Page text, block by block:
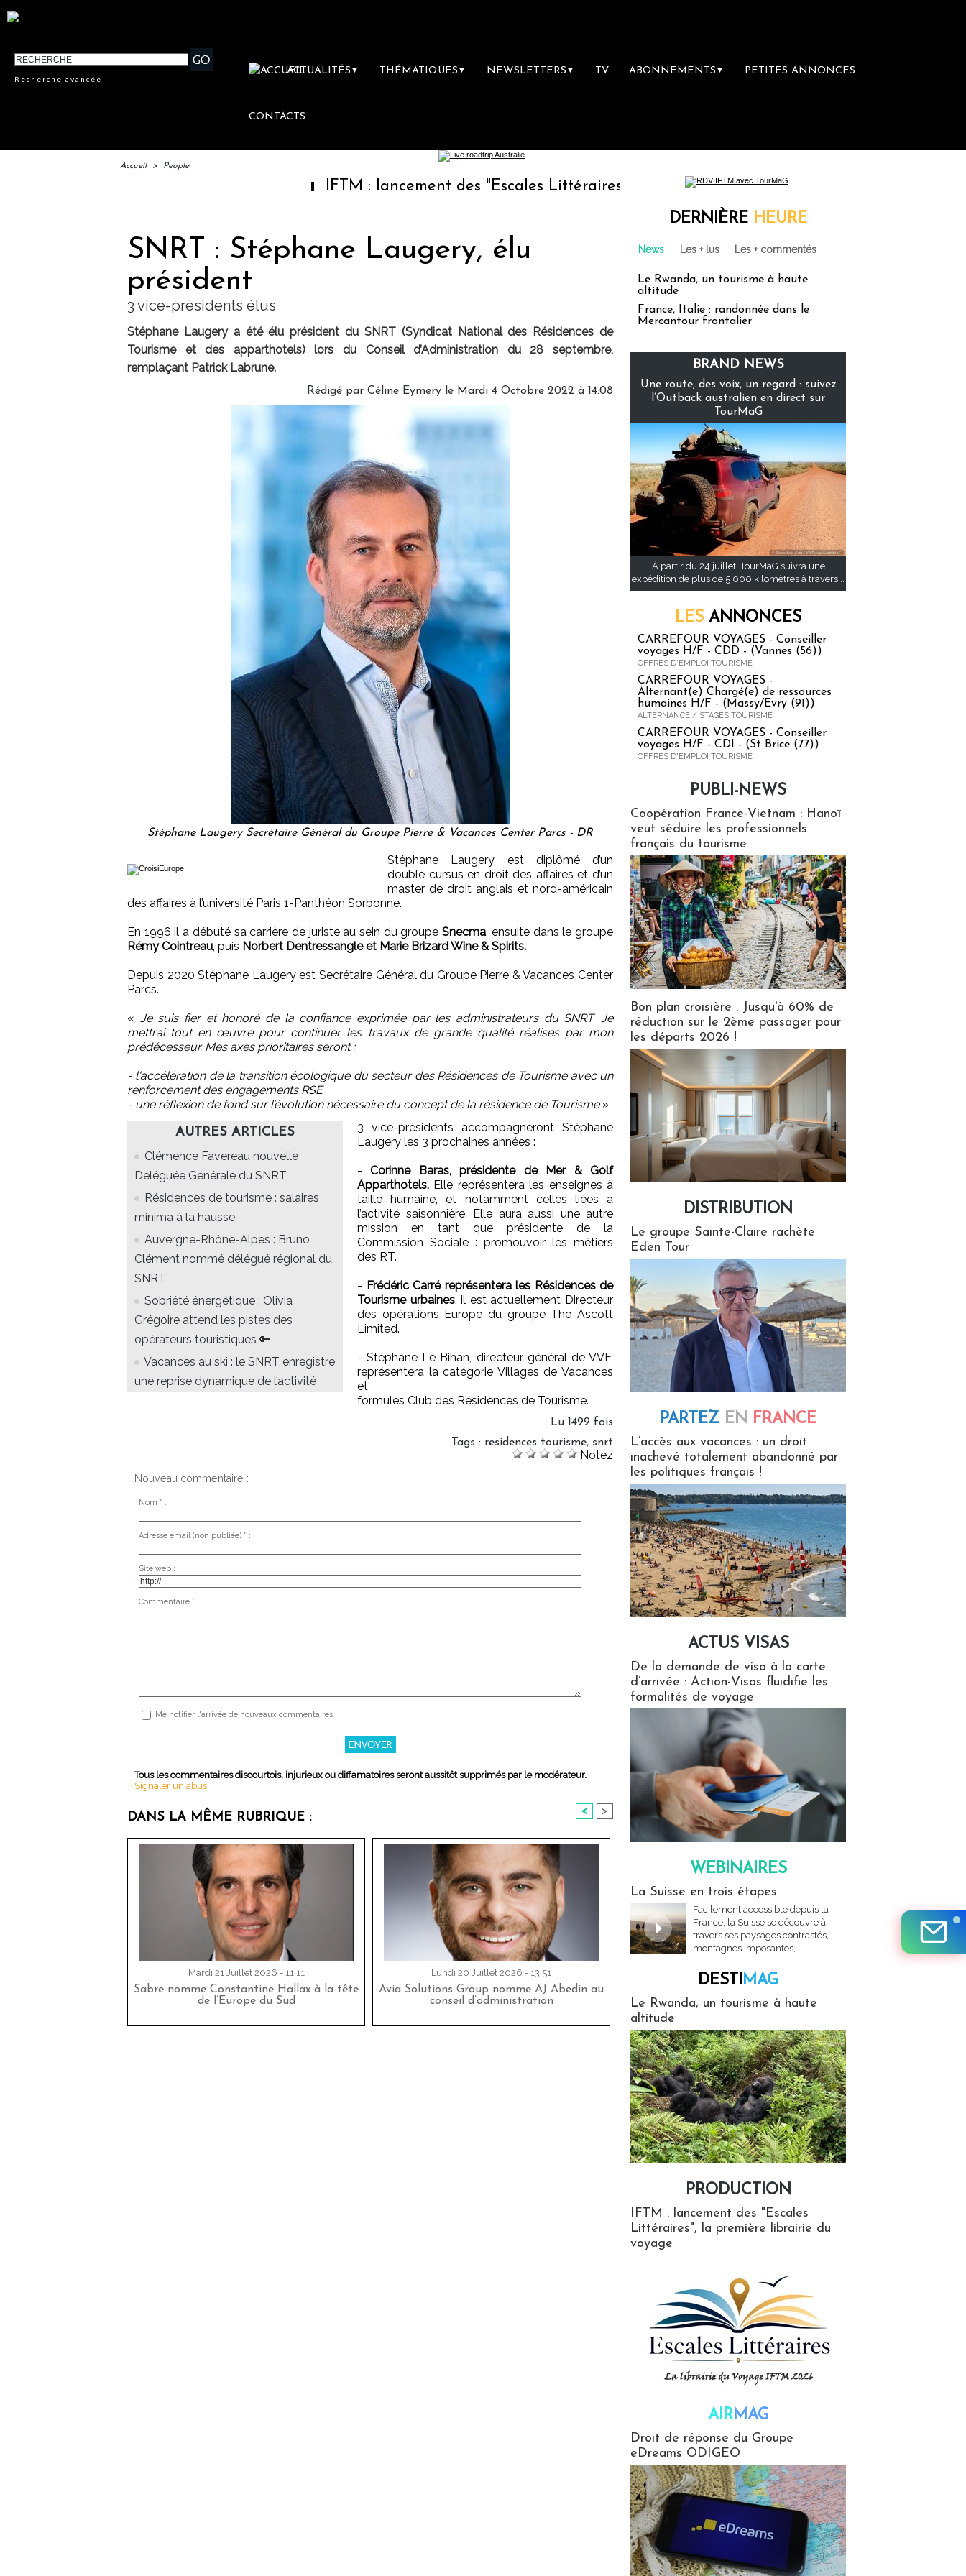
Recherche avancée
ACTUALITÉS ▼ THÉMATIQUES ▼ NEWSLETTERS ▼ TV ABONNEMENTS ▼ PETITES ANNONCES
CONTACTS
Accueil > People
IFTM : lancement des "Escales Littéraires", la première librairie du voyage
SNRT : Stéphane Laugery, élu
président
3 vice-présidents élus
Stéphane Laugery a été élu président du SNRT (Syndicat National des Résidences de
Tourisme et des apparthotels) lors du Conseil d’Administration du 28 septembre,
remplaçant Patrick Labrune.
Rédigé par Céline Eymery le Mardi 4 Octobre 2022 à 14:08
Stéphane Laugery Secrétaire Général du Groupe Pierre & Vacances Center Parcs - DR
Stéphane Laugery est diplômé d’un
double cursus en droit des affaires et d’un
master de droit anglais et nord-américain
des affaires à l’université Paris 1-Panthéon Sorbonne.
En 1996 il a débuté sa carrière de juriste au sein du groupeSnecma, ensuite dans le groupe
Rémy Cointreau, puis Norbert Dentressangle et Marie Brizard Wine & Spirits.
Depuis 2020 Stéphane Laugery est Secrétaire Général du Groupe Pierre & Vacances Center
Parcs.
« Je suis fier et honoré de la confiance exprimée par les administrateurs du SNRT. Je
mettrai tout en œuvre pour continuer les travaux de grande qualité réalisés par mon
prédécesseur. Mes axes prioritaires seront :
- l‘accélération de la transition écologique du secteur des Résidences de Tourisme avec un
renforcement des engagements RSE
- une réflexion de fond sur l’évolution nécessaire du concept de la résidence de Tourisme»
AUTRES ARTICLES
Clémence Favereau nouvelle
Déléguée Générale du SNRT
Résidences de tourisme : salaires
minima à la hausse
Auvergne-Rhône-Alpes : Bruno
Clément nommé délégué régional du
SNRT
Sobriété énergétique : Olivia
Grégoire attend les pistes des
opérateurs touristiques 🔑
Vacances au ski : le SNRT enregistre
une reprise dynamique de l’activité
3 vice-présidents accompagneront Stéphane
Laugery les 3 prochaines années :
-Corinne Baras, présidente de Mer & Golf
Apparthotels. Elle représentera les enseignes à
taille humaine, et notamment celles liées à
l’activité saisonnière. Elle aura aussi une autre
mission en tant que présidente de la
Commission Sociale : promouvoir les métiers
des RT.
- Frédéric Carré représentera les Résidences de
Tourisme urbaines, il est actuellement Directeur
des opérations Europe du groupe The Ascott
Limited.
- Stéphane Le Bihan, directeur général de VVF,
représentera la catégorie Villages de Vacances
et
formules Club des Résidences de Tourisme.
Lu 1499 fois
Tags : residences tourisme, snrt
Notez
Nouveau commentaire :
Nom * :
Adresse email (non publiée) * :
Site web :
Commentaire * :
Me notifier l'arrivée de nouveaux commentaires
Tous les commentaires discourtois, injurieux ou diffamatoires seront aussitôt supprimés par le modérateur.
Signaler un abus
DANS LA MÊME RUBRIQUE : < >
Mardi 21 Juillet 2026 - 11:11
Sabre nomme Constantine Hallax à la tête
de l’Europe du Sud
Lundi 20 Juillet 2026 - 13:51
Avia Solutions Group nomme AJ Abedin au
conseil d’administration
DERNIÈRE HEURE
News Les + lus Les + commentés
Le Rwanda, un tourisme à haute
altitude
France, Italie : randonnée dans le
Mercantour frontalier
BRAND NEWS
Une route, des voix, un regard : suivez
l’Outback australien en direct sur
TourMaG
À partir du 24 juillet, TourMaG suivra une
expédition de plus de 5 000 kilomètres à travers...
LES ANNONCES
CARREFOUR VOYAGES - Conseiller
voyages H/F - CDD - (Vannes (56))
OFFRES D'EMPLOI TOURISME
CARREFOUR VOYAGES -
Alternant(e) Chargé(e) de ressources
humaines H/F - (Massy/Evry (91))
ALTERNANCE / STAGES TOURISME
CARREFOUR VOYAGES - Conseiller
voyages H/F - CDI - (St Brice (77))
OFFRES D'EMPLOI TOURISME
PUBLI-NEWS
Coopération France-Vietnam : Hanoï
veut séduire les professionnels
français du tourisme
Bon plan croisière : Jusqu'à 60% de
réduction sur le 2ème passager pour
les départs 2026 !
DISTRIBUTION
Le groupe Sainte-Claire rachète
Eden Tour
PARTEZ EN FRANCE
L’accès aux vacances : un droit
inachevé totalement abandonné par
les politiques français !
ACTUS VISAS
De la demande de visa à la carte
d’arrivée : Action-Visas fluidifie les
formalités de voyage
WEBINAIRES
La Suisse en trois étapes
Facilement accessible depuis la
France, la Suisse se découvre à
travers ses paysages contrastés,
montagnes imposantes,...
DESTIMAG
Le Rwanda, un tourisme à haute
altitude
PRODUCTION
IFTM : lancement des "Escales
Littéraires", la première librairie du
voyage
AIRMAG
Droit de réponse du Groupe
eDreams ODIGEO